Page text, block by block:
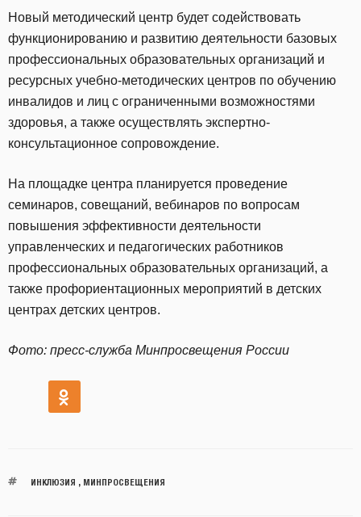
Новый методический центр будет содействовать
функционированию и развитию деятельности базовых
профессиональных образовательных организаций и
ресурсных учебно-методических центров по обучению
инвалидов и лиц с ограниченными возможностями
здоровья, а также осуществлять экспертно-
консультационное сопровождение.
На площадке центра планируется проведение
семинаров, совещаний, вебинаров по вопросам
повышения эффективности деятельности
управленческих и педагогических работников
профессиональных образовательных организаций, а
также профориентационных мероприятий в детских
центрах детских центров.
Фото: пресс-служба Минпросвещения России
ИНКЛЮЗИЯ , МИНПРОСВЕЩЕНИЯ